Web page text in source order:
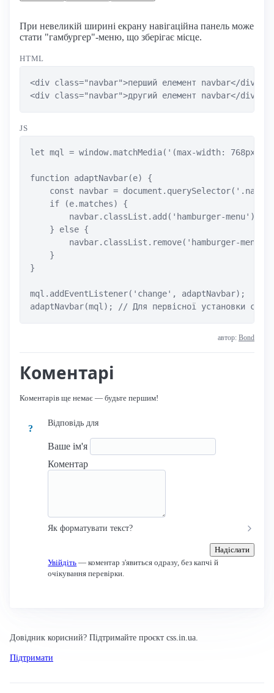
При невеликій ширині екрану навігаційна панель може
стати "гамбургер"-меню, що зберігає місце.
HTML
<div class="navbar">перший елемент navbar</div>
<div class="navbar">другий елемент navbar</div>
JS
let mql = window.matchMedia('(max-width: 768px)');
function adaptNavbar(e) {
const navbar =
    if (e.matches) {
        navbar.classList.add('hamburger-menu');
    } else {
        navbar.classList.remove('hamburger-menu');
    }
}
mql.addEventListener('change', adaptNavbar);
adaptNavbar(mql); // Для первісної установки стилю
автор: Bond
Коментарі
Коментарів ще немає — будьте першим!
?
Відповідь для
Ваше ім'я
Коментар
Як форматувати текст?
Надіслати
Увійдіть — коментар з'явиться одразу, без капчі й
очікування перевірки.
Довідник корисний? Підтримайте проєкт css.in.ua.
Підтримати